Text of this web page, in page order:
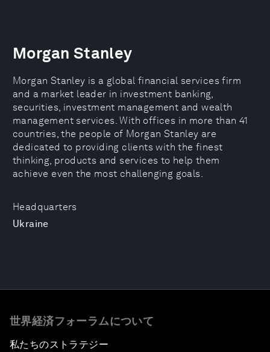
Headquarters
Ukraine
Morgan Stanley
Morgan Stanley is a global financial services firm
and a market leader in investment banking,
securities, investment management and wealth
management services. With offices in more than 41
countries, the people of Morgan Stanley are
dedicated to providing clients with the finest
thinking, products and services to help them
achieve even the most challenging goals.
世界経済フォーラムについて
私たちのストラテジー